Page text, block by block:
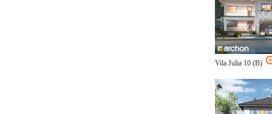
Vila Julia 10 (B)